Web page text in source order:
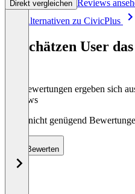
Direkt vergleichen Reviews
Alle Alternativen zu CivicPlus
So schätzen User
Die Bewertungen ergeben sich
Reviews
Noch nicht genügend
Bewerten